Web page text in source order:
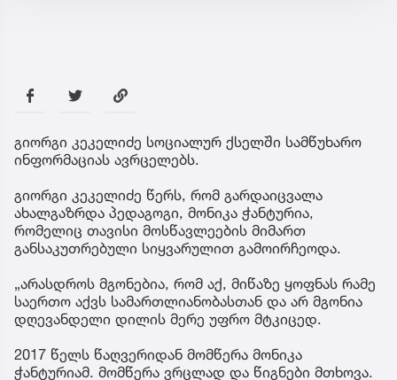
გიორგი კეკელიძე სოციალურ ქსელში სამწუხარო
ინფორმაციას ავრცელებს.
გიორგი კეკელიძე წერს, რომ გარდაიცვალა
ახალგაზრდა პედაგოგი, მონიკა ჭანტურია,
რომელიც თავისი მოსწავლეების მიმართ
განსაკუთრებული სიყვარულით გამოირჩეოდა.
„არასდროს მგონებია, რომ აქ, მიწაზე ყოფნას რამე
საერთო აქვს სამართლიანობასთან და არ მგონია
დღევანდელი დილის მერე უფრო მტკიცედ.
2017 წელს წაღვერიდან მომწერა მონიკა
ჭანტურიამ. მომწერა ვრცლად და წიგნები მთხოვა.